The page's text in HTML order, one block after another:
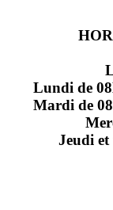
Lundi de
Mardi de
Jeudi